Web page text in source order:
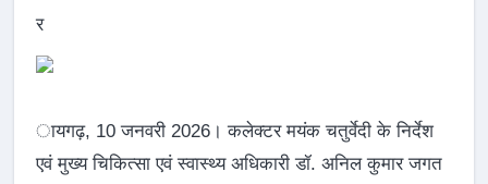
र
ायगढ़, 10 जनवरी 2026। कलेक्टर मयंक चतुर्वेदी के निर्देश
एवं मुख्य चिकित्सा एवं स्वास्थ्य अधिकारी डॉ. अनिल कुमार जगत